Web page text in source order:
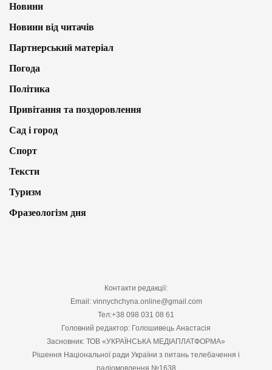
Новини
Новини від читачів
Партнерський матеріал
Погода
Політика
Привітання та поздоровлення
Сад і город
Спорт
Тексти
Туризм
Фразеологізм дня
Контакти редакції:
Email: vinnychchyna.online@gmail.com
Тел:+38 098 031 08 61
Головний редактор: Голошивець Анастасія
Засновник: ТОВ «УКРАЇНСЬКА МЕДІАПЛАТФОРМА»
Рішення Національної ради України з питань телебачення і
радіомовлення №1638